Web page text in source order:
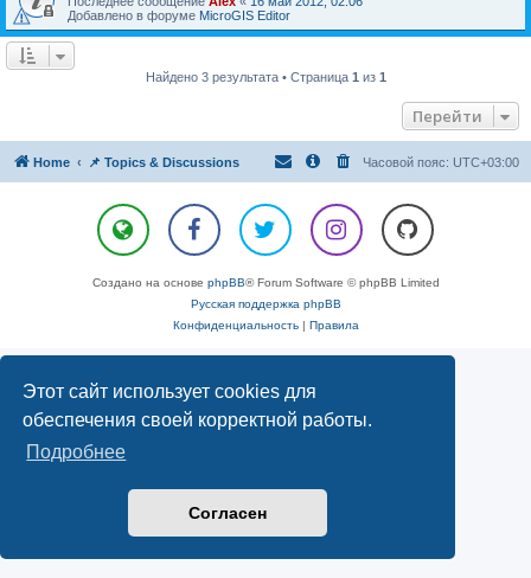
Этот сайт использует cookies для
обеспечения своей корректной работы.
Подробнее
Согласен
Добавлено в форуме MicroGIS Editor
Найдено 3 результата • Страница 1 из 1
Перейти
Home 📌 Topics & Discussions Часовой пояс: UTC+03:00
Создано на основе phpBB® Forum Software © phpBB Limited
Русская поддержка phpBB
Конфиденциальность| Правила